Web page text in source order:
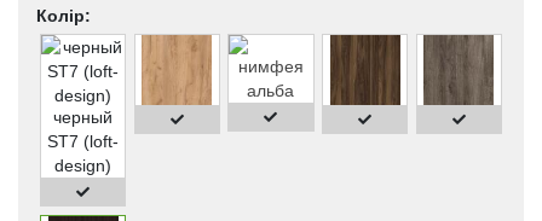
Колір:
черный
ST7 (loft-
design)